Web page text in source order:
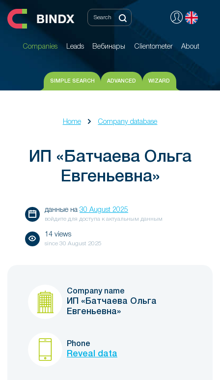
Companies Leads Вебинары Clientometer About
Companies Leads Вебинары Clientometer About
SIMPLE SEARCH ADVANCED WIZARD
Home Company database
ИП «Батчаева Ольга
Евгеньевна»
данные на 30 August 2025
войдите для доступа к актуальным данным
14 views
since 30 August 2025
Company name
ИП «Батчаева Ольга
Евгеньевна»
Phone
Reveal data